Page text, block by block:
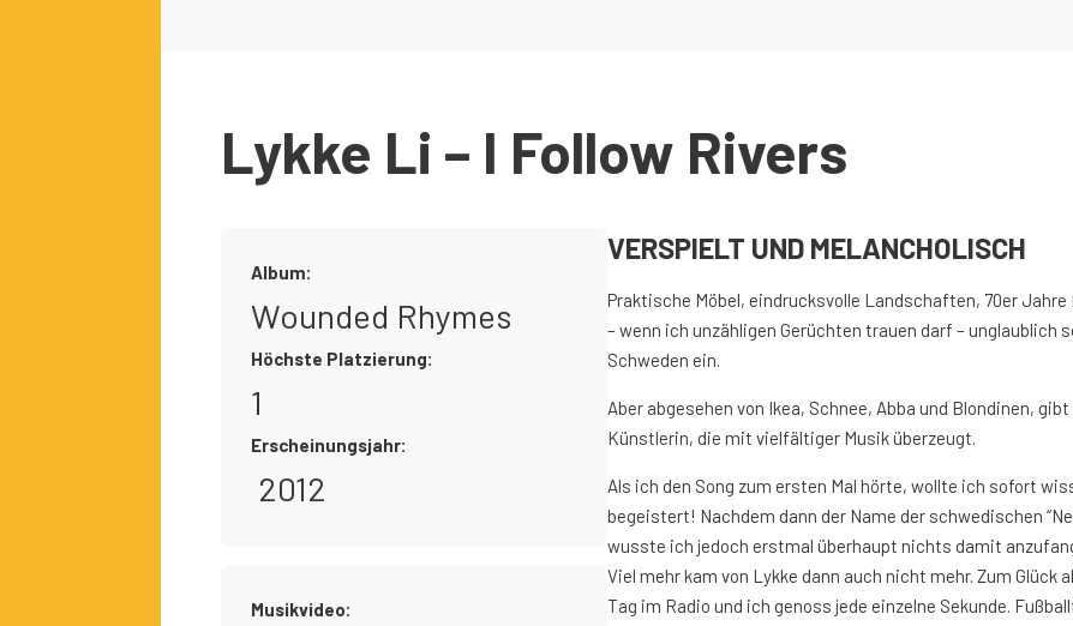
Lykke Li – I Follow Rivers
Album:
Wounded Rhymes
Höchste Platzierung:
1
Erscheinungsjahr:
2012
Musikvideo:
VERSPIELT UND MELANCHOLISCH
Praktische Möbel, eindrucksvolle Landschaften, 70er
– wenn ich unzähligen Gerüchten trauen darf – unglaublich
Schweden ein.
Aber abgesehen von Ikea, Schnee, Abba und Blondinen,
Künstlerin, die mit vielfältiger Musik überzeugt.
Als ich den Song zum ersten Mal hörte, wollte ich sofort
begeistert! Nachdem dann der Name der schwedischen
wusste ich jedoch erstmal überhaupt nichts damit
Viel mehr kam von Lykke dann auch nicht mehr. Zum Glück
Tag im Radio und ich genoss jede einzelne Sekunde.